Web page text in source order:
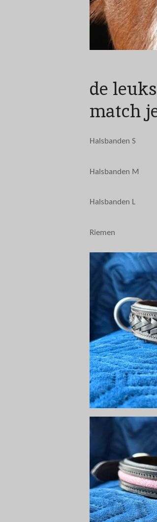
de
match
Halsbanden S
Halsbanden M
Halsbanden L
Riemen